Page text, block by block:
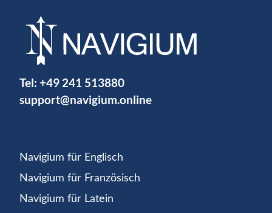
Tel: +49 241 513880
support@navigium.online
Navigium für Englisch
Navigium für Französisch
Navigium für Latein